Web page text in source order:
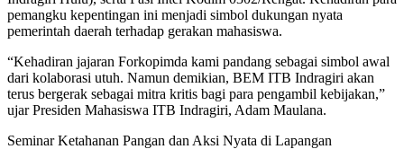
pemangku kepentingan ini menjadi simbol dukungan nyata
pemerintah daerah terhadap gerakan mahasiswa.
“Kehadiran jajaran Forkopimda kami pandang sebagai simbol awal
dari kolaborasi utuh. Namun demikian, BEM ITB Indragiri akan
terus bergerak sebagai mitra kritis bagi para pengambil kebijakan,”
ujar Presiden Mahasiswa ITB Indragiri, Adam Maulana.
Seminar Ketahanan Pangan dan Aksi Nyata di Lapangan